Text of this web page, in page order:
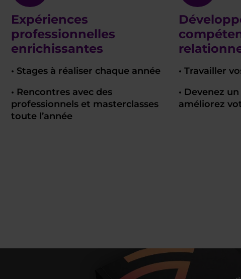
Expériences
professionnelles
enrichissantes
• Stages à réaliser chaque année
• Rencontres avec des
professionnels et masterclasses
toute l’année
• Travailler
• Devenez
améliorez